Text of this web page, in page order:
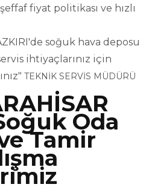
fiyat politikası ve hızlı
soğuk hava deposu
ihtiyaçlarınız için
TEKNİK SERVİS MÜDÜRÜ
Oda
Tamir